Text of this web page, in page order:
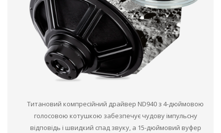
Титановий компресійний драйвер ND940 з 4-дюймовою
голосовою котушкою забезпечує чудову імпульсну
відповідь і швидкий спад звуку, а 15-дюймовий вуфер